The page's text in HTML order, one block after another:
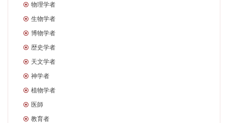
物理学者
生物学者
博物学者
歴史学者
天文学者
神学者
植物学者
医師
教育者